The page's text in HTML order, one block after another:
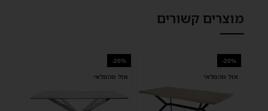
מוצרים קשורים
-20%
אזל מהמלאי
-20%
אזל מהמלאי